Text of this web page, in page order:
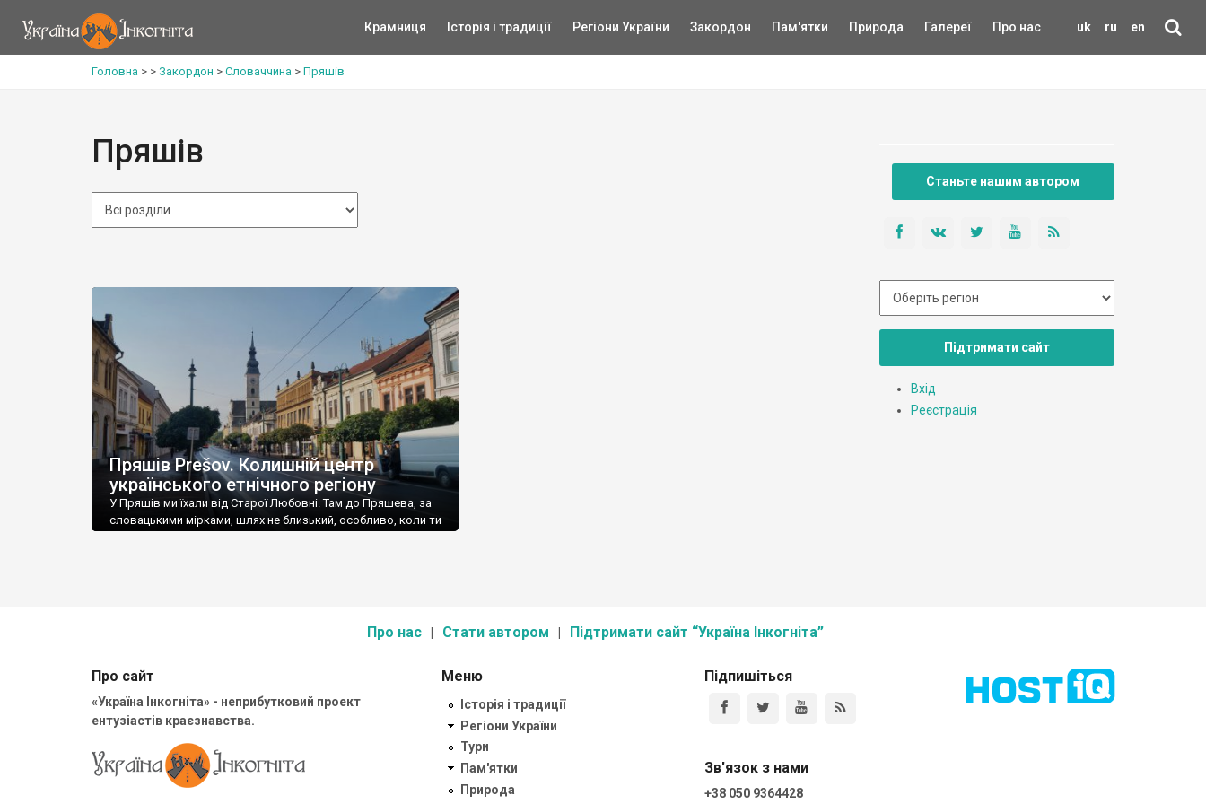
uk ru en
Крамниця Історія і традиції Регіони України Закордон Пам'ятки Природа Галереї Про нас
Головна > > Закордон > Словаччина > Пряшів
Пряшів
Пряшів Prešov. Колишній центр
українського етнічного регіону
У Пряшів ми їхали від Старої Любовні. Там до Пряшева, за
словацькими мірками, шлях не близький, особливо, коли ти
Станьте нашим автором
Підтримати сайт
Вхід
Реєстрація
Про нас Стати автором Підтримати сайт “Україна Інкогніта”
Про сайт
«Україна Інкогніта» - неприбутковий проект
ентузіастів краєзнавства.
Меню
Історія і традиції
Регіони України
Тури
Пам'ятки
Природа
Підпишіться
Зв'язок з нами
+38 050 9364428